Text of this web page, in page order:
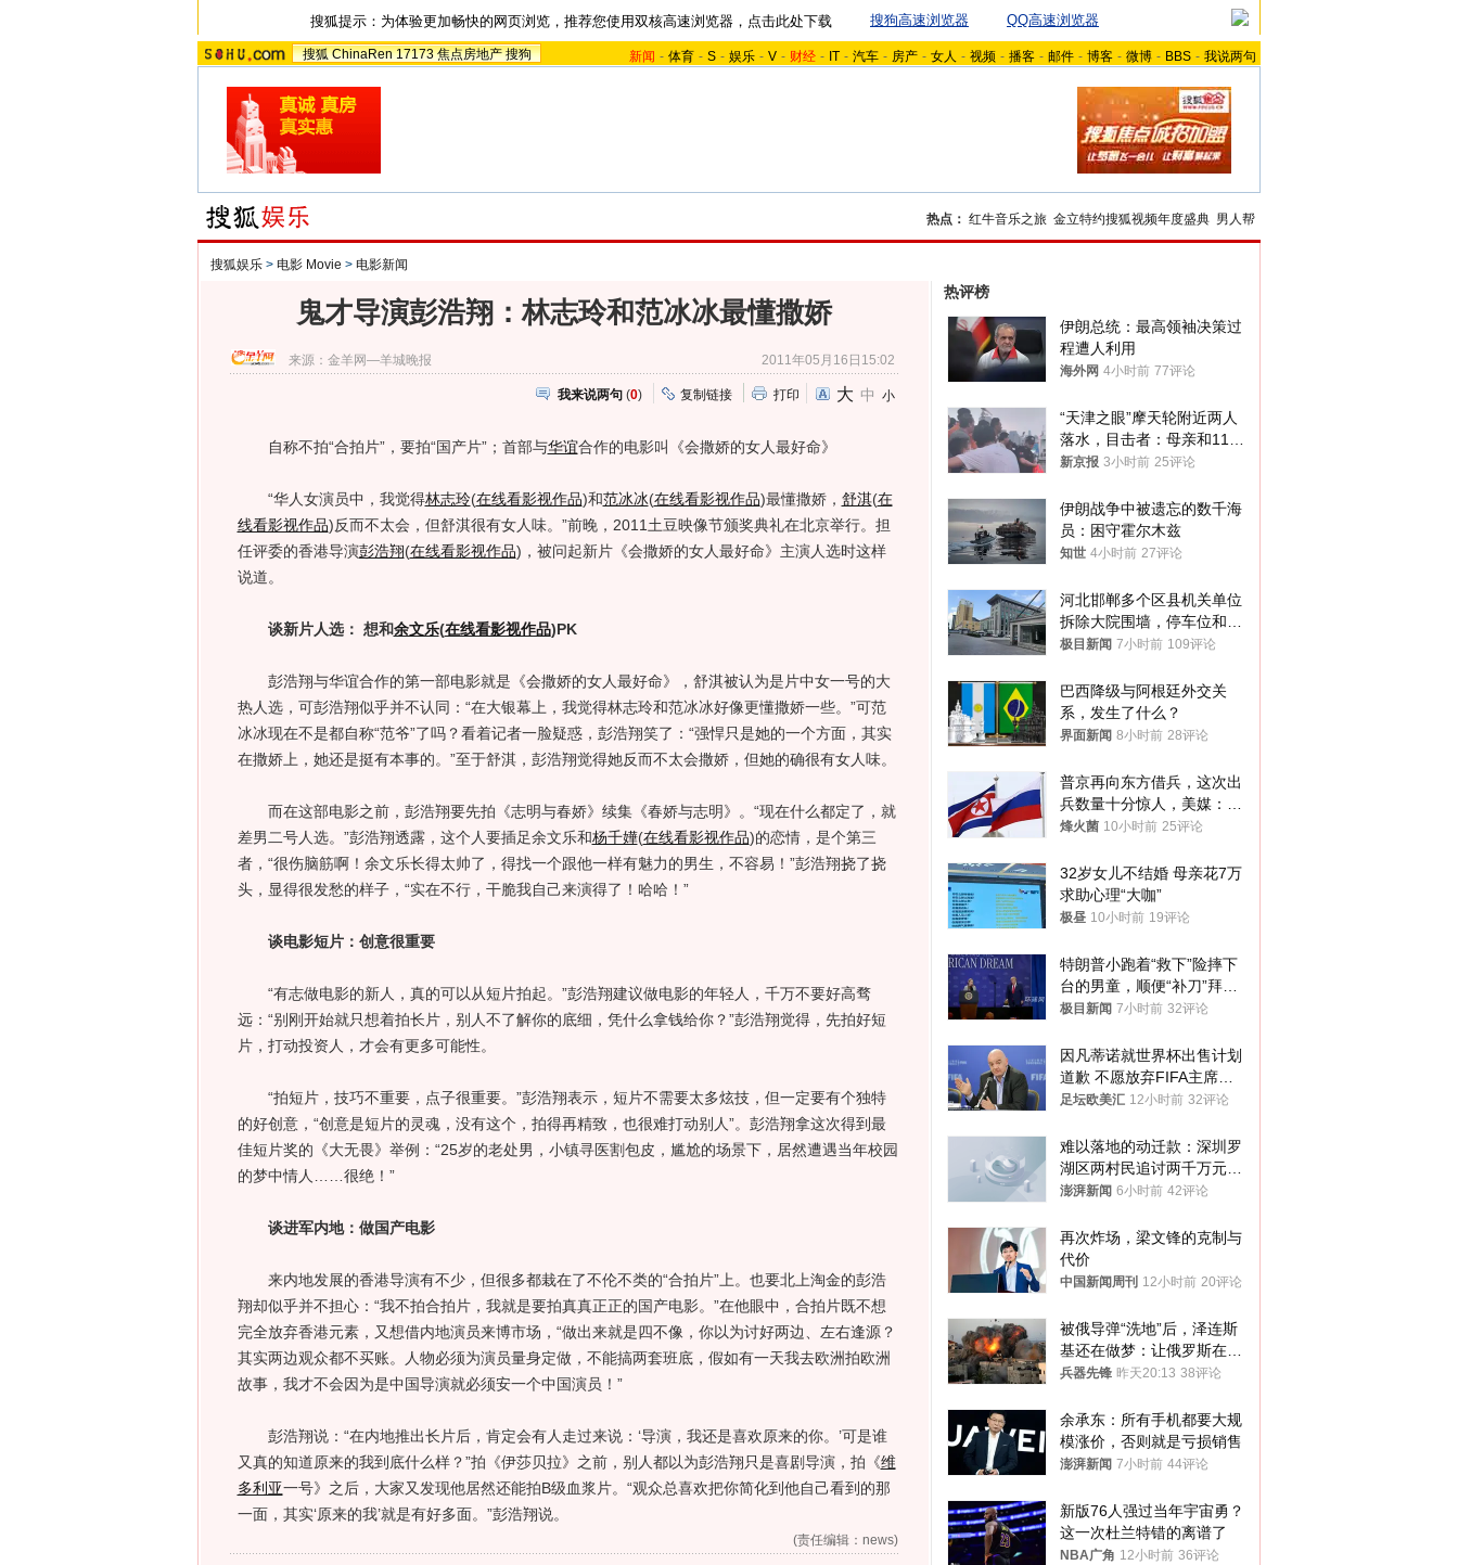
搜狐提示：为体验更加畅快的网页浏览，推荐您使用双核高速浏览器，点击此处下载 搜狗高速浏览器 QQ高速浏览器
搜狐 ChinaRen 17173 焦点房地产 搜狗 新闻 - 体育 - S - 娱乐 - V - 财经 - IT - 汽车 - 房产 - 女人 - 视频 - 播客 - 邮件 - 博客 - 微博 - BBS - 我说两句
热点： 红牛音乐之旅 金立特约搜狐视频年度盛典 男人帮
搜狐娱乐 > 电影 Movie > 电影新闻
鬼才导演彭浩翔：林志玲和范冰冰最懂撒娇
来源： 金羊网—羊城晚报 2011年05月16日15:02
我来说两句 (0) 复制链接 打印 大 中 小
自称不拍“合拍片”，要拍“国产片”；首部与华谊合作的电影叫《会撒娇的女人最好命》
“华人女演员中，我觉得林志玲(在线看影视作品)和范冰冰(在线看影视作品)最懂撒娇， 舒淇(在
线看影视作品)反而不太会，但舒淇很有女人味。”前晚，2011土豆映像节颁奖典礼在北京举行。担
任评委的香港导演彭浩翔(在线看影视作品) ，被问起新片《会撒娇的女人最好命》主演人选时这样
说道。
谈新片人选： 想和余文乐(在线看影视作品)PK
彭浩翔与华谊合作的第一部电影就是《会撒娇的女人最好命》，舒淇被认为是片中女一号的大
热人选，可彭浩翔似乎并不认同：“在大银幕上，我觉得林志玲和范冰冰好像更懂撒娇一些。”可范
冰冰现在不是都自称“范爷”了吗？看着记者一脸疑惑，彭浩翔笑了：“强悍只是她的一个方面，其实
在撒娇上，她还是挺有本事的。”至于舒淇，彭浩翔觉得她反而不太会撒娇，但她的确很有女人味。
而在这部电影之前，彭浩翔要先拍《志明与春娇》续集《春娇与志明》。“现在什么都定了，就
差男二号人选。”彭浩翔透露，这个人要插足余文乐和杨千嬅(在线看影视作品)的恋情，是个第三
者，“很伤脑筋啊！余文乐长得太帅了，得找一个跟他一样有魅力的男生，不容易！”彭浩翔挠了挠
头，显得很发愁的样子，“实在不行，干脆我自己来演得了！哈哈！”
谈电影短片：创意很重要
“有志做电影的新人，真的可以从短片拍起。”彭浩翔建议做电影的年轻人，千万不要好高骛
远：“别刚开始就只想着拍长片，别人不了解你的底细，凭什么拿钱给你？”彭浩翔觉得，先拍好短
片，打动投资人，才会有更多可能性。
“拍短片，技巧不重要，点子很重要。”彭浩翔表示，短片不需要太多炫技，但一定要有个独特
的好创意，“创意是短片的灵魂，没有这个，拍得再精致，也很难打动别人”。彭浩翔拿这次得到最
佳短片奖的《大无畏》举例：“25岁的老处男，小镇寻医割包皮，尴尬的场景下，居然遭遇当年校园
的梦中情人……很绝！”
谈进军内地：做国产电影
来内地发展的香港导演有不少，但很多都栽在了不伦不类的“合拍片”上。也要北上淘金的彭浩
翔却似乎并不担心：“我不拍合拍片，我就是要拍真真正正的国产电影。”在他眼中，合拍片既不想
完全放弃香港元素，又想借内地演员来博市场，“做出来就是四不像，你以为讨好两边、左右逢源？
其实两边观众都不买账。人物必须为演员量身定做，不能搞两套班底，假如有一天我去欧洲拍欧洲
故事，我才不会因为是中国导演就必须安一个中国演员！”
彭浩翔说：“在内地推出长片后，肯定会有人走过来说：‘导演，我还是喜欢原来的你。’可是谁
又真的知道原来的我到底什么样？”拍《伊莎贝拉》之前，别人都以为彭浩翔只是喜剧导演，拍《维
多利亚一号》之后，大家又发现他居然还能拍B级血浆片。“观众总喜欢把你简化到他自己看到的那
一面，其实‘原来的我’就是有好多面。”彭浩翔说。
(责任编辑：news)
热评榜
伊朗总统：最高领袖决策过
程遭人利用
海外网 4小时前 77评论
“天津之眼”摩天轮附近两人
落水，目击者：母亲和11岁
儿子先后被打捞上岸
新京报 3小时前 25评论
伊朗战争中被遗忘的数千海
员：困守霍尔木兹
知世 4小时前 27评论
河北邯郸多个区县机关单位
拆除大院围墙，停车位和厕
所免费开放，当地多部门回
极目新闻 7小时前 109评论
巴西降级与阿根廷外交关
系，发生了什么？
界面新闻 8小时前 28评论
普京再向东方借兵，这次出
兵数量十分惊人，美媒：俄
朝要动真格？
烽火菌 10小时前 25评论
32岁女儿不结婚 母亲花7万
求助心理“大咖”
极昼 10小时前 19评论
特朗普小跑着“救下”险摔下
台的男童，顺便“补刀”拜
登：“我可不想他像拜登一
极目新闻 7小时前 32评论
因凡蒂诺就世界杯出售计划
道歉 不愿放弃FIFA主席职
位
足坛欧美汇 12小时前 32评论
难以落地的动迁款：深圳罗
湖区两村民追讨两千万元动
迁款八年未果
澎湃新闻 6小时前 42评论
再次炸场，梁文锋的克制与
代价
中国新闻周刊 12小时前 20评论
被俄导弹“洗地”后，泽连斯
基还在做梦：让俄罗斯在冬
季前求和？
兵器先锋 昨天20:13 38评论
余承东：所有手机都要大规
模涨价，否则就是亏损销售
澎湃新闻 7小时前 44评论
新版76人强过当年宇宙勇？
这一次杜兰特错的离谱了
NBA广角 12小时前 36评论